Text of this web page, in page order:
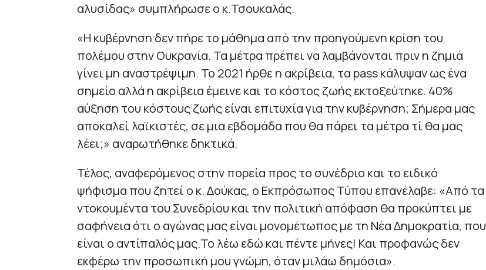
αλυσίδας» συμπλήρωσε ο κ.Τσουκαλάς.
«Η κυβέρνηση δεν πήρε το μάθημα από την προηγούμενη κρίση του
πολέμου στην Ουκρανία. Τα μέτρα πρέπει να λαμβάνονται πριν η ζημιά
γίνει μη αναστρέψιμη. Το 2021 ήρθε η ακρίβεια, τα pass κάλυψαν ως ένα
σημείο αλλά η ακρίβεια έμεινε και το κόστος ζωής εκτοξεύτηκε. 40%
αύξηση του κόστους ζωής είναι επιτυχία για την κυβέρνηση; Σήμερα μας
αποκαλεί λαϊκιστές, σε μια εβδομάδα που θα πάρει τα μέτρα τί θα μας
λέει;» αναρωτήθηκε δηκτικά.
Τέλος, αναφερόμενος στην πορεία προς το συνέδριο και το ειδικό
ψήφισμα που ζητεί ο κ. Δούκας, ο Εκπρόσωπος Τύπου επανέλαβε: «Από τα
ντοκουμέντα του Συνεδρίου και την πολιτική απόφαση θα προκύπτει με
σαφήνεια ότι ο αγώνας μας είναι μονομέτωπος με τη Νέα Δημοκρατία, που
είναι ο αντίπαλός μας.Το λέω εδώ και πέντε μήνες! Και προφανώς δεν
εκφέρω την προσωπική μου γνώμη, όταν μιλάω δημόσια».